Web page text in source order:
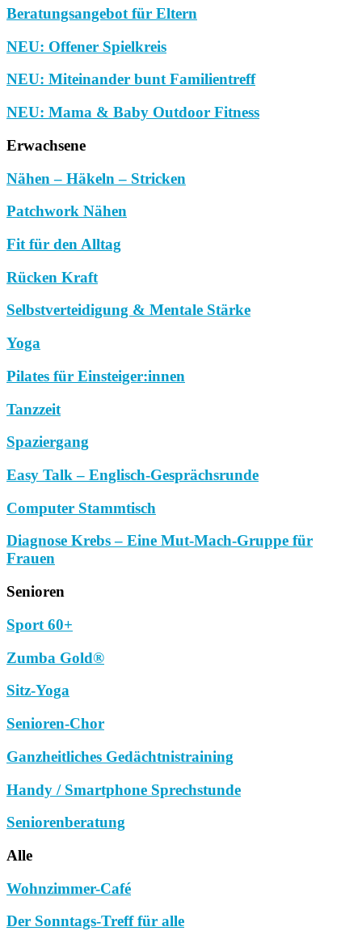
Beratungsangebot für Eltern
NEU: Offener Spielkreis
NEU: Miteinander bunt Familientreff
NEU: Mama & Baby Outdoor Fitness
Erwachsene
Nähen – Häkeln – Stricken
Patchwork Nähen
Fit für den Alltag
Rücken Kraft
Selbstverteidigung & Mentale Stärke
Yoga
Pilates für Einsteiger:innen
Tanzzeit
Spaziergang
Easy Talk – Englisch-Gesprächsrunde
Computer Stammtisch
Diagnose Krebs – Eine Mut-Mach-Gruppe für
Frauen
Senioren
Sport 60+
Zumba Gold®
Sitz-Yoga
Senioren-Chor
Ganzheitliches Gedächtnistraining
Handy / Smartphone Sprechstunde
Seniorenberatung
Alle
Wohnzimmer-Café
Der Sonntags-Treff für alle